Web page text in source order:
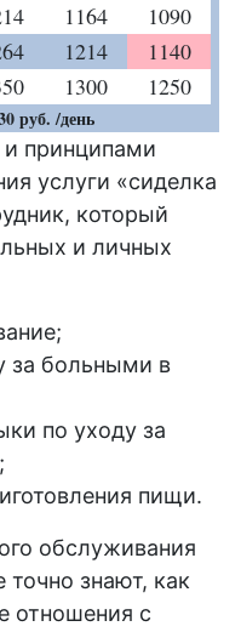
1164
1090
1214
1140
1300 1250
руб. /день
и принципами
услуги «сиделка
который
и личных
за больными в
по уходу за
пищи.
обслуживания
знают, как
отношения с